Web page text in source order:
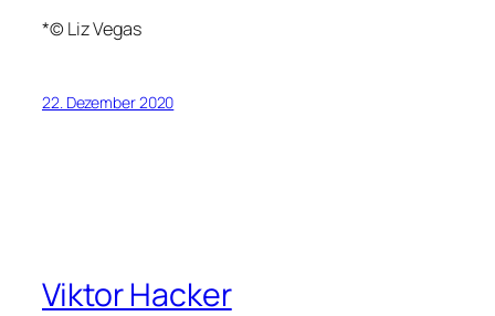
*© Liz Vegas
22. Dezember 2020
Viktor Hacker